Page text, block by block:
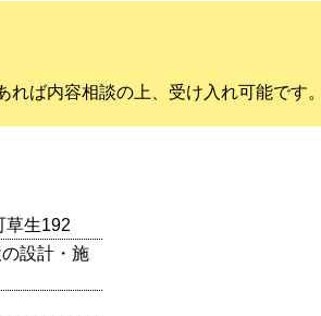
れば内容相談の上、受け入れ可能です
生192
設計・施